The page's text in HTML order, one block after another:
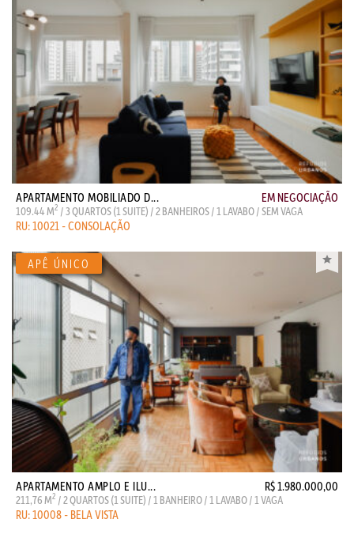
APARTAMENTO MOBILIADO D... EM NEGOCIAÇÃO
109.44 M2 / 3 QUARTOS (1 SUITE) / 2 BANHEIROS / 1 LAVABO / SEM VAGA
RU: 10021 - CONSOLAÇÃO
APARTAMENTO AMPLO E ILU... R$ 1.980.000,00
211,76 M2 / 2 QUARTOS (1 SUITE) / 1 BANHEIRO / 1 LAVABO / 1 VAGA
RU: 10008 - BELA VISTA